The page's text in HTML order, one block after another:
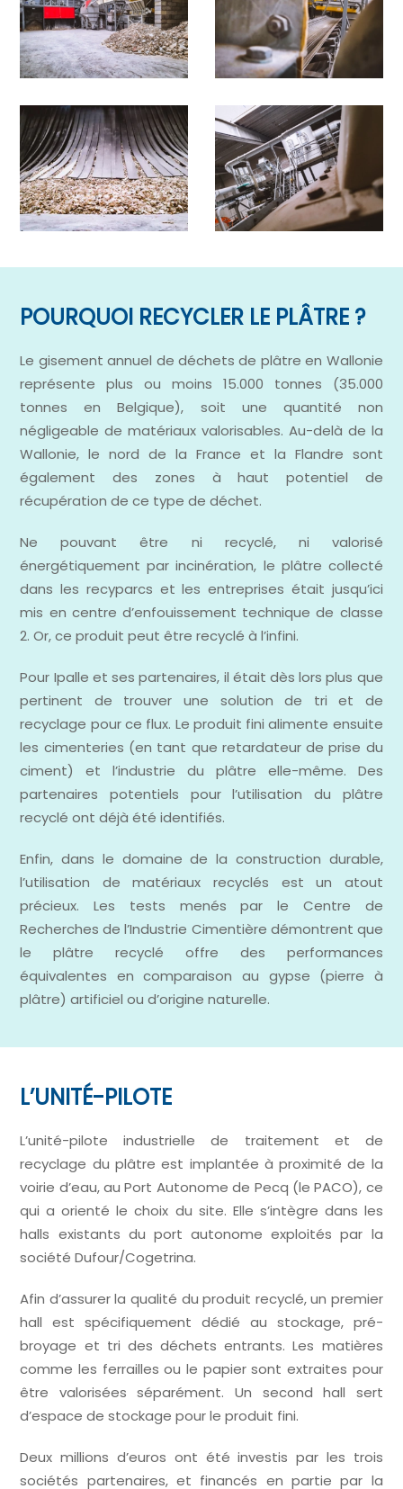
POURQUOI RECYCLER LE PLÂTRE ?
Le gisement annuel de déchets de plâtre en Wallonie
représente plus ou moins 15.000 tonnes (35.000
tonnes en Belgique), soit une quantité non
négligeable de matériaux valorisables. Au-delà de la
Wallonie, le nord de la France et la Flandre sont
également des zones à haut potentiel de
récupération de ce type de déchet.
Ne pouvant être ni recyclé, ni valorisé
énergétiquement par incinération, le plâtre collecté
dans les recyparcs et les entreprises était jusqu’ici
mis en centre d’enfouissement technique de classe
2. Or, ce produit peut être recyclé à l’infini.
Pour Ipalle et ses partenaires, il était dès lors plus que
pertinent de trouver une solution de tri et de
recyclage pour ce flux. Le produit fini alimente ensuite
les cimenteries (en tant que retardateur de prise du
ciment) et l’industrie du plâtre elle-même. Des
partenaires potentiels pour l’utilisation du plâtre
recyclé ont déjà été identifiés.
Enfin, dans le domaine de la construction durable,
l’utilisation de matériaux recyclés est un atout
précieux. Les tests menés par le Centre de
Recherches de l’Industrie Cimentière démontrent que
le plâtre recyclé offre des performances
équivalentes en comparaison au gypse (pierre à
plâtre) artificiel ou d’origine naturelle.
L’UNITÉ-PILOTE
L’unité-pilote industrielle de traitement et de
recyclage du plâtre est implantée à proximité de la
voirie d’eau, au Port Autonome de Pecq (le PACO), ce
qui a orienté le choix du site. Elle s’intègre dans les
halls existants du port autonome exploités par la
société Dufour/Cogetrina.
Afin d’assurer la qualité du produit recyclé, un premier
hall est spécifiquement dédié au stockage, pré-
broyage et tri des déchets entrants. Les matières
comme les ferrailles ou le papier sont extraites pour
être valorisées séparément. Un second hall sert
d’espace de stockage pour le produit fini.
Deux millions d’euros ont été investis par les trois
sociétés partenaires, et financés en partie par la